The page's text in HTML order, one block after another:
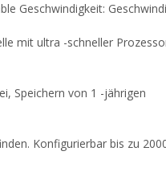
Geschwindigkeit:
mit ultra -schneller
Speichern von 1 -jährigen
Konfigurierbar bis zu